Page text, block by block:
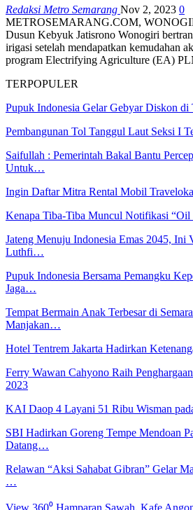
Redaksi Metro Semarang Nov 2, 2023 0
METROSEMARANG.COM,
Dusun Kebyuk Jatisrono Wonogiri
irigasi setelah mendapatkan kemudahan
program Electrifying Agriculture (EA)
TERPOPULER
Pupuk Indonesia Gelar Gebyar Diskon di
Pembangunan Tol Tanggul Laut Seksi I
Saifullah : Pemerintah Bakal Bantu
Untuk…
Ingin Daftar Mitra Rental Mobil
Kenapa Tiba-Tiba Muncul Notifikasi
Jateng Menuju Indonesia Emas 2045, Ini
Luthfi…
Pupuk Indonesia Bersama Pemangku
Jaga…
Tempat Bermain Anak Terbesar di
Manjakan…
Hotel Tentrem Jakarta Hadirkan
Ferry Wawan Cahyono Raih
2023
KAI Daop 4 Layani 51 Ribu Wisman
SBI Hadirkan Goreng Tempe Mendoan
Datang…
Relawan “Aksi Sahabat Gibran” Gelar
…
View 360⁰ Hamparan Sawah, Kafe